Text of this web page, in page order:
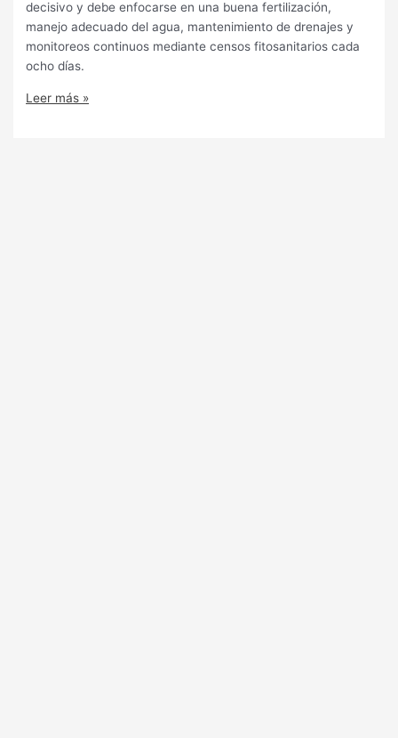
decisivo y debe enfocarse en una buena fertilización,
manejo adecuado del agua, mantenimiento de drenajes y
monitoreos continuos mediante censos fitosanitarios cada
ocho días.
Leer más »